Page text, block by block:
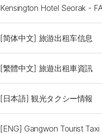
Kensington Hotel Seorak -
[简体中文] 旅游出租车信息
[繁體中文] 旅遊出租車資訊
[日本語] 観光タクシー情報
[ENG] Gangwon Tourist